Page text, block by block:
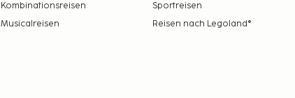
Kombinationsreisen Sportreisen
Musicalreisen Reisen nach Legoland®